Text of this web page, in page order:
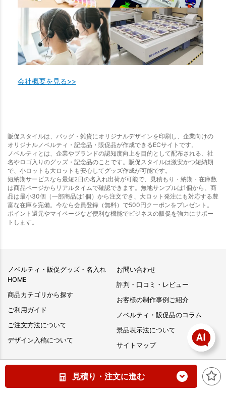
見積り・注文に進む
会社概要を見る>>
販促スタイルは、バッグ・雑貨にオリジナルデザインを印刷し、企業向けの
オリジナルノベルティ・記念品・販促品が作成できるECサイトです。
ノベルティとは、企業やブランドの認知度向上を目的として配布される、社
名やロゴ入りのグッズ・記念品のことです。販促スタイルは激安かつ短納期
で、小ロットも大ロットも安心してグッズ作成が可能です。
短納期サービスなら最短2日の名入れ出荷が可能で、見積もり・納期・在庫数
は商品ページからリアルタイムで確認できます。無地サンプルは1個から、商
品は最小30個（一部商品は1個）から注文でき、大ロット発注にも対応する豊
富な在庫を完備。今なら会員登録（無料）で500円クーポンをプレゼント。
ポイント還元やマイページなど便利な機能でビジネスの販促を強力にサポー
トします。
ノベルティ・販促グッズ・名入れ
HOME
商品カテゴリから探す
ご利用ガイド
ご注文方法について
デザイン入稿について
お問い合わせ
評判・口コミ・レビュー
お客様の制作事例ご紹介
ノベルティ・販促品のコラム
景品表示法について
サイトマップ
オリジナルグッズプレス（オリジ